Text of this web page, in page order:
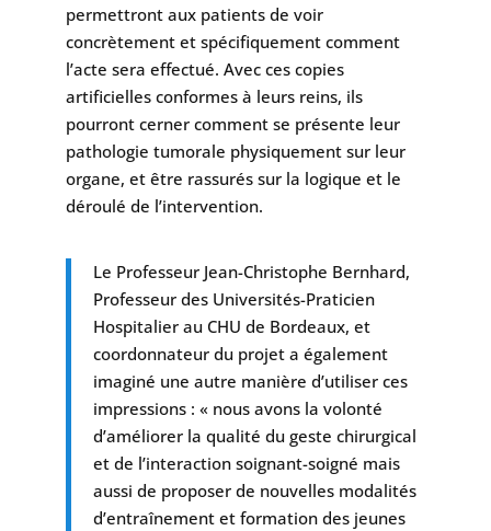
permettront aux patients de voir
concrètement et spécifiquement comment
l’acte sera effectué. Avec ces copies
artificielles conformes à leurs reins, ils
pourront cerner comment se présente leur
pathologie tumorale physiquement sur leur
organe, et être rassurés sur la logique et le
déroulé de l’intervention.
Le Professeur Jean-Christophe Bernhard,
Professeur des Universités-Praticien
Hospitalier au CHU de Bordeaux, et
coordonnateur du projet a également
imaginé une autre manière d’utiliser ces
impressions : « nous avons la volonté
d’améliorer la qualité du geste chirurgical
et de l’interaction soignant-soigné mais
aussi de proposer de nouvelles modalités
d’entraînement et formation des jeunes